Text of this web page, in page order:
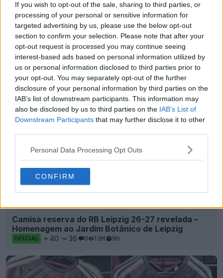
If you wish to opt-out of the sale, sharing to third parties, or
processing of your personal or sensitive information for
targeted advertising by us, please use the below opt-out
section to confirm your selection. Please note that after your
opt-out request is processed you may continue seeing
interest-based ads based on personal information utilized by
us or personal information disclosed to third parties prior to
your opt-out. You may separately opt-out of the further
disclosure of your personal information by third parties on the
IAB’s list of downstream participants. This information may
also be disclosed by us to third parties on the IAB’s List of
Downstream Participants that may further disclose it to other
Personal Data Processing Opt Outs
CONFIRM
Camisa reserva do RB Leipzig 26-27 revelada –
Homenagem ao Jardim Botânico de Leipzig
OFICIAL 40 36 0 1.8K 9h